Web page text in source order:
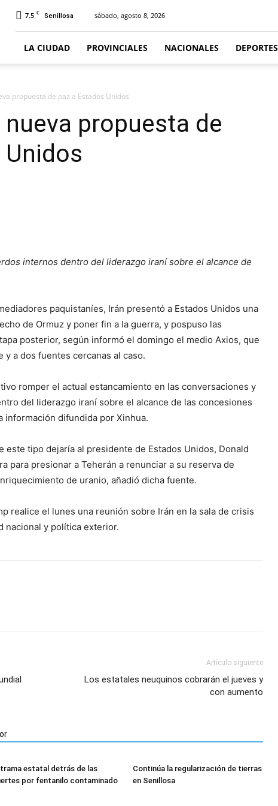
7.5 C Senillosa sábado, agosto 8, 2026
LA CIUDAD PROVINCIALES NACIONALES DEPORTES
propuesta de paz a Estados Unidos
propuesta de
internos dentro del liderazgo iraní sobre el alcance de
paquistaníes, Irán presentó a Estados Unidos una
de Ormuz y poner fin a la guerra, y pospuso las
posterior, según informó el domingo el medio Axios, que
a dos fuentes cercanas al caso.
romper el actual estancamiento en las conversaciones y
del liderazgo iraní sobre el alcance de las concesiones
información difundida por Xinhua.
este tipo dejaría al presidente de Estados Unidos, Donald
para presionar a Teherán a renunciar a su reserva de
de uranio, añadió dicha fuente.
realice el lunes una reunión sobre Irán en la sala de crisis
nacional y política exterior.
Artículo siguiente
Los estatales neuquinos cobrarán el jueves y
con aumento
trama estatal detrás de las
por fentanilo contaminado
Continúa la regularización de tierras
en Senillosa